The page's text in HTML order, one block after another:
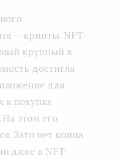
— крипты. NFT-
крупный в
достигла
для
к покупке
На этом его
Зато нет конца
даже в NFT-